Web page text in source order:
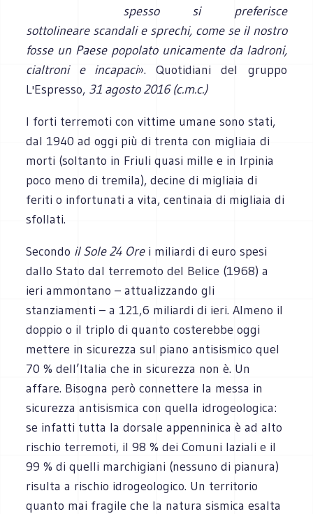
spesso si preferisce
sottolineare scandali e sprechi, come se il nostro
fosse un Paese popolato unicamente da ladroni,
cialtroni e incapaci». Quotidiani del gruppo
L'Espresso, 31 agosto 2016 (c.m.c.)
I forti terremoti con vittime umane sono stati,
dal 1940 ad oggi più di trenta con migliaia di
morti (soltanto in Friuli quasi mille e in Irpinia
poco meno di tremila), decine di migliaia di
feriti o infortunati a vita, centinaia di migliaia di
sfollati.
Secondo il Sole 24 Orei miliardi di euro spesi
dallo Stato dal terremoto del Belice (1968) a
ieri ammontano – attualizzando gli
stanziamenti – a 121,6 miliardi di ieri. Almeno il
doppio o il triplo di quanto costerebbe oggi
mettere in sicurezza sul piano antisismico quel
70 % dell’Italia che in sicurezza non è. Un
affare. Bisogna però connettere la messa in
sicurezza antisismica con quella idrogeologica:
se infatti tutta la dorsale appenninica è ad alto
rischio terremoti, il 98 % dei Comuni laziali e il
99 % di quelli marchigiani (nessuno di pianura)
risulta a rischio idrogeologico. Un territorio
quanto mai fragile che la natura sismica esalta